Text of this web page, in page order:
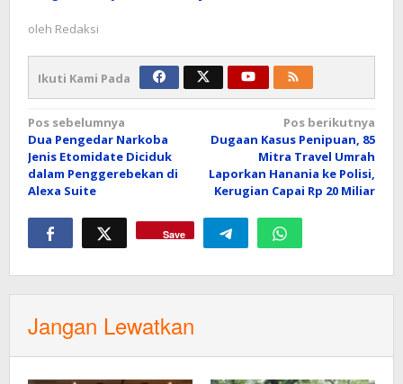
oleh Redaksi
Ikuti Kami Pada
Navigasi
pos
Pos sebelumnya
Dua Pengedar Narkoba
Jenis Etomidate Diciduk
dalam Penggerebekan di
Alexa Suite
Pos berikutnya
Dugaan Kasus Penipuan, 85
Mitra Travel Umrah
Laporkan Hanania ke Polisi,
Kerugian Capai Rp 20 Miliar
Save
Jangan Lewatkan